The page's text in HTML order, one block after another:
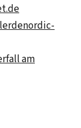
nordic-
am